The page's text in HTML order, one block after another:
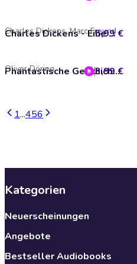
Charles Dickens - Eine Weihnachtsgeschichte
Charles Dickens, Marc Freund
5,99 €
Phantastische Geschichten, Teil 3: Das Schiff
Oliver Döring 3,99 €
1...456
Kategorien
Neuerscheinungen
Angebote
Bestseller Audiobooks